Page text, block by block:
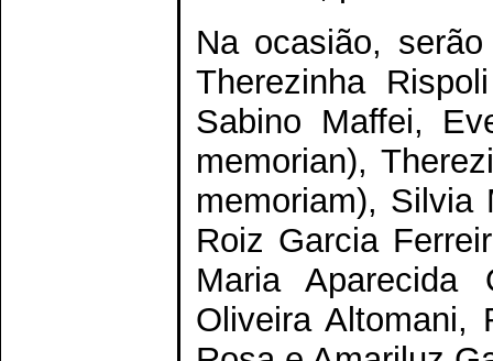
Na ocasião,
Therezinha
Sabino Maffei,
memorian),
memoriam), Silvia
Roiz Garcia
Maria Aparecida
Oliveira Altomani,